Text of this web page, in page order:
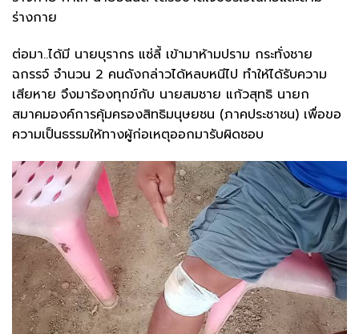
ร่างกาย
ต่อมา..ได้มี นายบุรากร แซ่ลี้ เข้ามาห้ามปราม กระทั่งชาย
ฉกรรจ์ จำนวน 2 คนดังกล่าวได้หลบหนีไป ทำให้ได้รับความ
เสียหาย จึงมาร้องทุกข์กับ นายสมชาย แก้วสุทธิ นายก
สมาคมองค์การคุ้มครองสิทธิมนุษยชน (ภาคประชาชน) เพื่อขอ
ความเป็นธรรมให้ทางผู้ก่อเหตุออกมารับผิดชอบ